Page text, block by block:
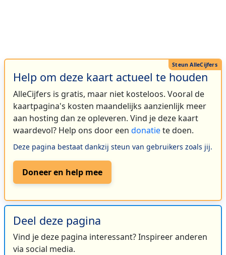
Help om deze kaart actueel te houden
AlleCijfers is gratis, maar niet kosteloos. Vooral de
kaartpagina's kosten maandelijks aanzienlijk meer
aan hosting dan ze opleveren. Vind je deze kaart
waardevol? Help ons door een donatiete doen.
Deze pagina bestaat dankzij steun van gebruikers zoals jij.
Doneer en help mee
Deel deze pagina
Vind je deze pagina interessant? Inspireer anderen
via social media.